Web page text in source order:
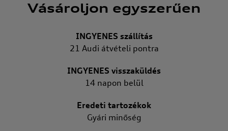
Vásároljon egyszerűen
INGYENES szállítás
21 Audi átvételi pontra
INGYENES visszaküldés
14 napon belül
Eredeti tartozékok
Gyári minőség